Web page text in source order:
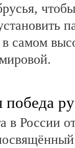
самом
победа
в России